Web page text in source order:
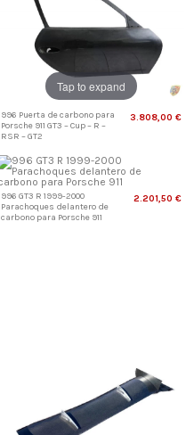
Tap to expand
996 Puerta de carbono para
Porsche 911 GT3 – Cup – R –
RSR – GT2
3.808,00 €
996 GT3 R 1999-2000
Parachoques delantero de
carbono para Porsche 911
2.201,50 €